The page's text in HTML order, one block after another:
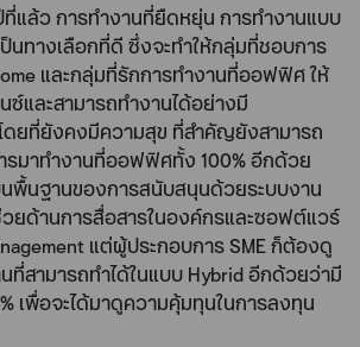
แล้ว การทำงานที่ยืดหยุ่น การทำงานแบบ
นทางเลือกที่ดี ซึ่งจะทำให้กลุ่มที่ชอบการ
และกลุ่มที่รักการทำงานที่ออฟฟิศ ให้
ซ์และสามารถทำงานได้อย่างมี
ดยที่ยังคงมีความสุข ที่สำคัญยังสามารถ
มาทำงานที่ออฟฟิศทั้ง 100% อีกด้วย
พื้นฐานของการสนับสนุนด้วยระบบงาน
ยด้านการสื่อสารในองค์กรและซอฟต์แวร์
แต่ผู้ประกอบการ SME ก็ต้องดู
สามารถทำได้ในแบบ Hybrid อีกด้วยว่ามี
เพื่อจะได้มาดูความคุ้มทุนในการลงทุน